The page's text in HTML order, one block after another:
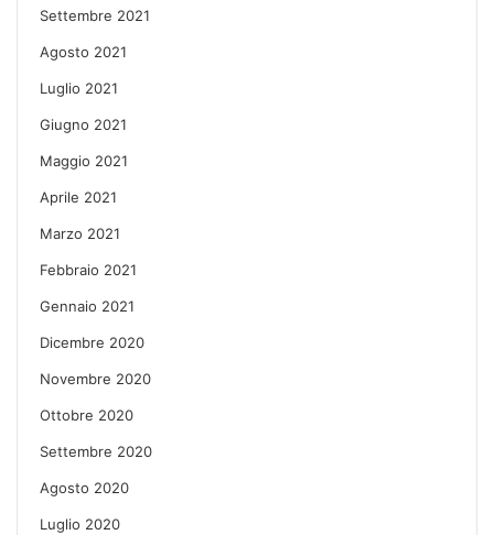
Settembre 2021
Agosto 2021
Luglio 2021
Giugno 2021
Maggio 2021
Aprile 2021
Marzo 2021
Febbraio 2021
Gennaio 2021
Dicembre 2020
Novembre 2020
Ottobre 2020
Settembre 2020
Agosto 2020
Luglio 2020